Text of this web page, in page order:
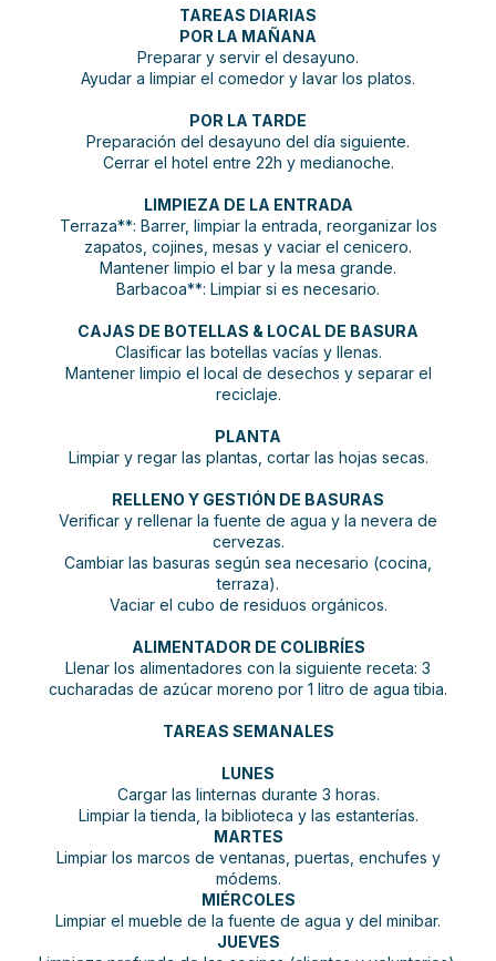
TAREAS DIARIAS
POR LA MAÑANA
Preparar y servir el desayuno.
Ayudar a limpiar el comedor y lavar los platos.
POR LA TARDE
Preparación del desayuno del día siguiente.
Cerrar el hotel entre 22h y medianoche.
LIMPIEZA DE LA ENTRADA
Terraza**: Barrer, limpiar la entrada, reorganizar los
zapatos, cojines, mesas y vaciar el cenicero.
Mantener limpio el bar y la mesa grande.
Barbacoa**: Limpiar si es necesario.
CAJAS DE BOTELLAS & LOCAL DE BASURA
Clasificar las botellas vacías y llenas.
Mantener limpio el local de desechos y separar el
reciclaje.
PLANTA
Limpiar y regar las plantas, cortar las hojas secas.
RELLENO Y GESTIÓN DE BASURAS
Verificar y rellenar la fuente de agua y la nevera de
cervezas.
Cambiar las basuras según sea necesario (cocina,
terraza).
Vaciar el cubo de residuos orgánicos.
ALIMENTADOR DE COLIBRÍES
Llenar los alimentadores con la siguiente receta: 3
cucharadas de azúcar moreno por 1 litro de agua tibia.
TAREAS SEMANALES
LUNES
Cargar las linternas durante 3 horas.
Limpiar la tienda, la biblioteca y las estanterías.
MARTES
Limpiar los marcos de ventanas, puertas, enchufes y
módems.
MIÉRCOLES
Limpiar el mueble de la fuente de agua y del minibar.
JUEVES